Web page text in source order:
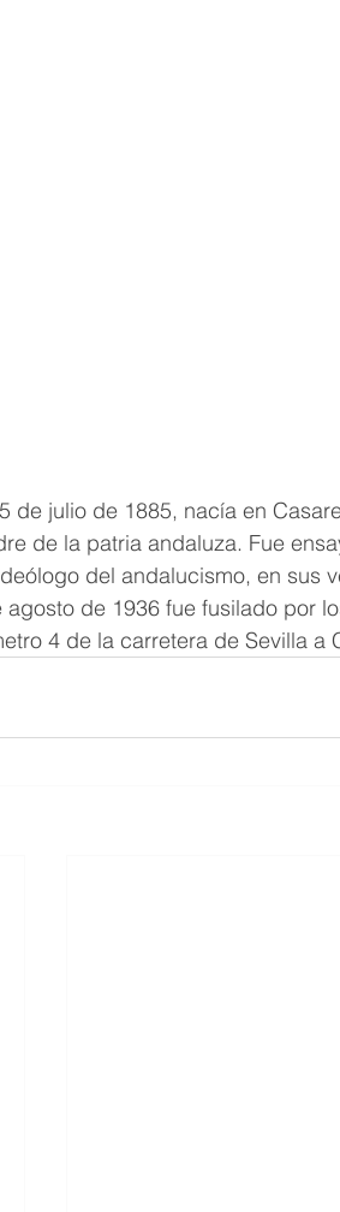
de julio de 1885, nacía en
de la patria andaluza. Fue
del andalucismo, en sus
agosto de 1936 fue fusilado por
4 de la carretera de Sevilla a